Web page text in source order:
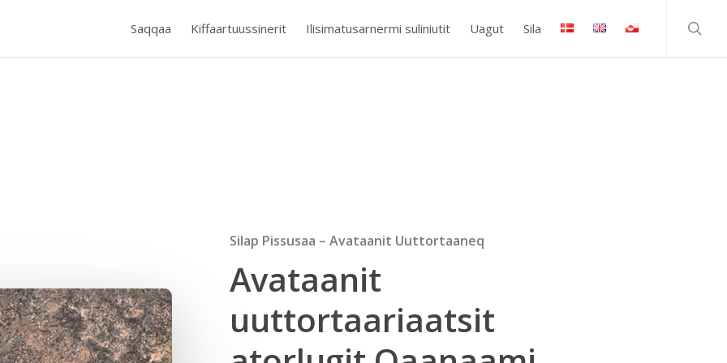
Saqqaa Kiffaartuussinerit Ilisimatusarnermi suliniutit Uagut Sila
Silap Pissusaa – Avataanit Uuttortaaneq
Avataanit
uuttortaariaatsit